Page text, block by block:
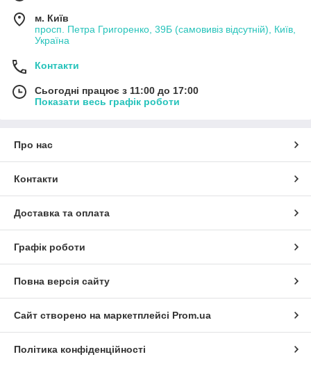
м. Київ
просп. Петра Григоренко, 39Б (самовивіз відсутній), Київ,
Україна
Контакти
Сьогодні працює з 11:00 до 17:00
Показати весь графік роботи
Про нас
Контакти
Доставка та оплата
Графік роботи
Повна версія сайту
Сайт створено на маркетплейсі Prom.ua
Політика конфіденційності